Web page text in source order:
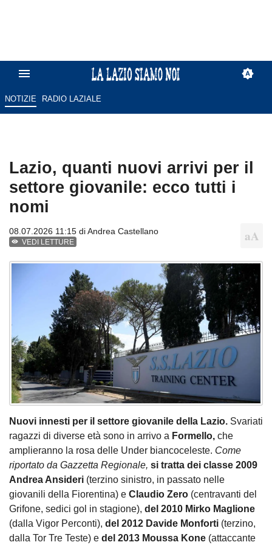
NOTIZIE RADIO LAZIALE
Lazio, quanti nuovi arrivi per il
settore giovanile: ecco tutti i
nomi
08.07.2026 11:15 diAndrea Castellano
VEDI LETTURE
Nuovi innesti per il settore giovanile della Lazio. Svariati
ragazzi di diverse età sono in arrivo a Formello, che
amplieranno la rosa delle Under biancoceleste. Come
riportato da Gazzetta Regionale, si tratta dei classe 2009
Andrea Ansideri (terzino sinistro, in passato nelle
giovanili della Fiorentina) e Claudio Zero (centravanti del
Grifone, sedici gol in stagione), del 2010 Mirko Maglione
(dalla Vigor Perconti), del 2012 Davide Monforti (terzino,
dalla Tor Tre Teste) e del 2013 Moussa Kone (attaccante